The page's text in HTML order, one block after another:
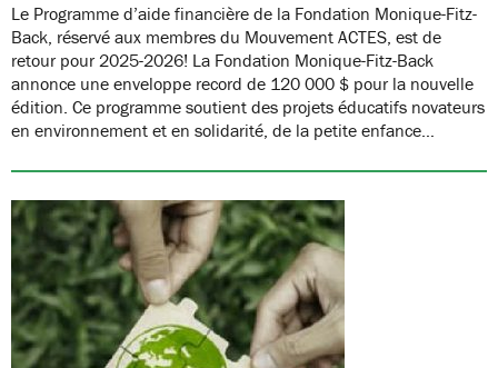
Le Programme d’aide financière de la Fondation Monique-Fitz-
Back, réservé aux membres du Mouvement ACTES, est de
retour pour 2025-2026! La Fondation Monique-Fitz-Back
annonce une enveloppe record de 120 000 $ pour la nouvelle
édition. Ce programme soutient des projets éducatifs novateurs
en environnement et en solidarité, de la petite enfance…